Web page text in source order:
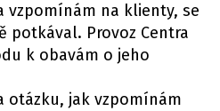
vzpomínám na klienty, se
potkával. Provoz Centra
k obavám o jeho
otázku, jak vzpomínám